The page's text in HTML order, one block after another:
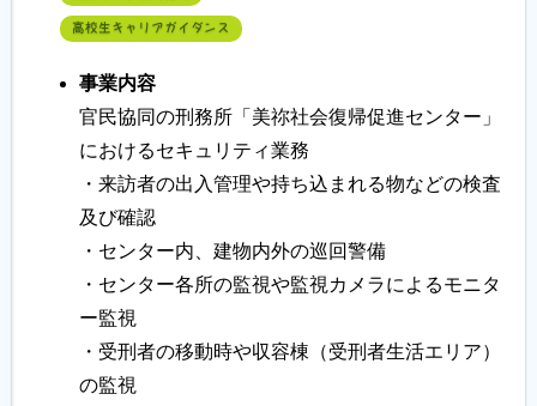
求人情報検索
各種セミナー
履歴書ジェネレーター
高校生キャリアガイダンス
事業内容
官民協同の刑務所「美祢社会復帰促進センター」
におけるセキュリティ業務
・来訪者の出入管理や持ち込まれる物などの検査
及び確認
・センター内、建物内外の巡回警備
・センター各所の監視や監視カメラによるモニタ
ー監視
・受刑者の移動時や収容棟（受刑者生活エリア）
の監視